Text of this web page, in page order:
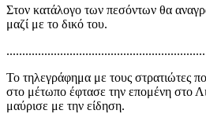
Στον κατάλογο των πεσόντων θα
μαζί με το δικό του.
Το τηλεγράφημα με τους στρατιώτες
στο μέτωπο έφτασε την επομένη στο
μαύρισε με την είδηση.